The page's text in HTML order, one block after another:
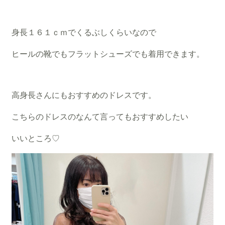
身長１６１ｃｍでくるぶしくらいなので
ヒールの靴でもフラットシューズでも着用できます。
高身長さんにもおすすめのドレスです。
こちらのドレスのなんて言ってもおすすめしたい
いいところ♡